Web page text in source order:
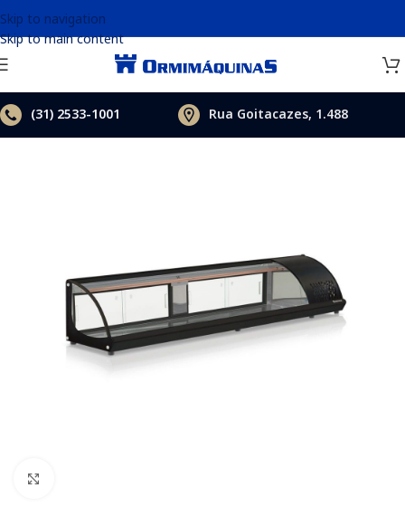
Skip to navigation
Skip to main content
(31) 2533-1001 Rua Goitacazes, 1.488